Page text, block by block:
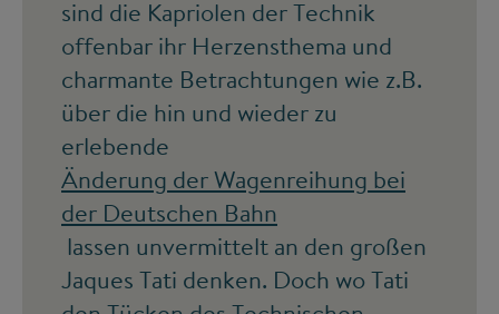
sind die Kapriolen der Technik
offenbar ihr Herzensthema und
charmante Betrachtungen wie z.B.
über die hin und wieder zu
erlebende
Änderung der Wagenreihung bei
der Deutschen Bahn
lassen unvermittelt an den großen
Jaques Tati denken. Doch wo Tati